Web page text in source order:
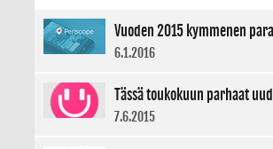
Vuoden 2015 kymmenen
6.1.2016
Tässä toukokuun parhaat
7.6.2015